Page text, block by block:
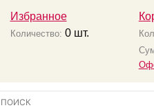
Избранное
Количество: 0шт.